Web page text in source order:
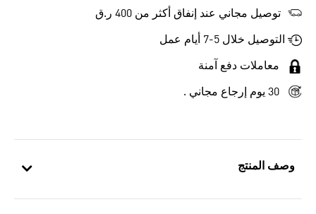
وصف المنتج
توصيل مجاني عند إنفاق أكثر من 400 ر.ق
التوصيل خلال 5-7 أيام عمل
معاملات دفع آمنة